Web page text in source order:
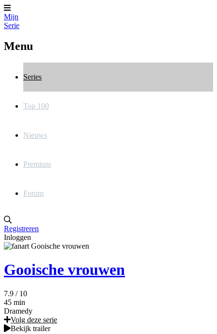
Mijn
Serie
Menu
Series
Top 100
Nieuws
Premium
Forum
Registreren
Inloggen
Gooische vrouwen
7.9 / 10
45 min
Dramedy
Volg deze serie
Bekijk trailer